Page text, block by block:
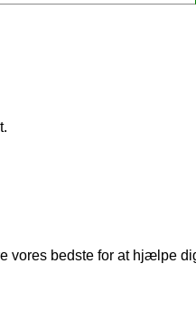
vores bedste for at hjælpe